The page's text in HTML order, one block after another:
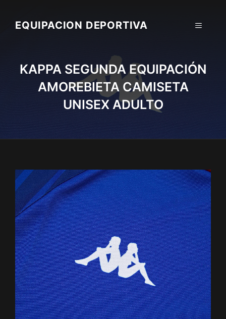
contentEQUIPACION DEPORTIVA MENU
KAPPA SEGUNDA EQUIPACIÓN
AMOREBIETA CAMISETA
UNISEX ADULTO